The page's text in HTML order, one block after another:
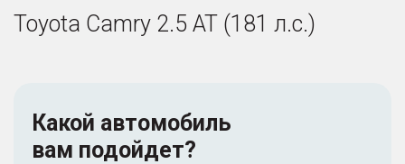
Toyota Camry 2.5 AT (181 л.с.)
Какой автомобиль
вам подойдет?